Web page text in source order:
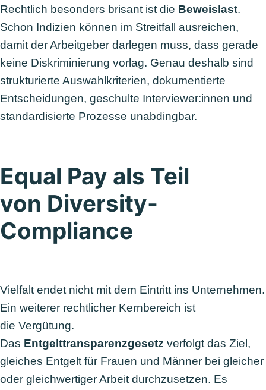
Rechtlich besonders brisant ist die Beweislast.
Schon Indizien können im Streitfall ausreichen,
damit der Arbeitgeber darlegen muss, dass gerade
keine Diskriminierung vorlag. Genau deshalb sind
strukturierte Auswahlkriterien, dokumentierte
Entscheidungen, geschulte Interviewer:innen und
standardisierte Prozesse unabdingbar.
Equal Pay als Teil
von Diversity-
Compliance
Vielfalt endet nicht mit dem Eintritt ins Unternehmen.
Ein weiterer rechtlicher Kernbereich ist
die Vergütung.
Das Entgelttransparenzgesetz verfolgt das Ziel,
gleiches Entgelt für Frauen und Männer bei gleicher
oder gleichwertiger Arbeit durchzusetzen. Es